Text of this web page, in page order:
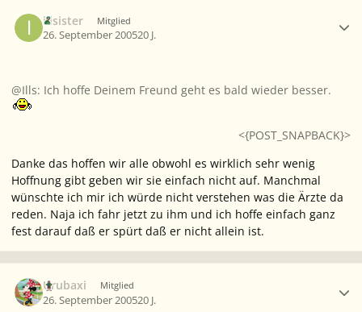
illsister Mitglied
26. September 200520 J.
@Ills: Ich hoffe Deinem Freund geht es bald wieder besser.
<{POST_SNAPBACK}>
Danke das hoffen wir alle obwohl es wirklich sehr wenig
Hoffnung gibt geben wir sie einfach nicht auf. Manchmal
wünschte ich mir ich würde nicht verstehen was die Ärzte da
reden. Naja ich fahr jetzt zu ihm und ich hoffe einfach ganz
fest darauf daß er spürt daß er nicht allein ist.
Urubaxi Mitglied
26. September 200520 J.